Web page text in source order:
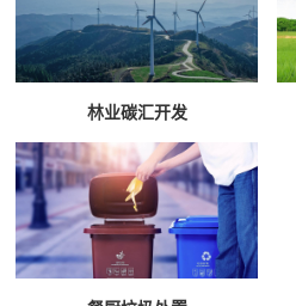
林业碳汇开发